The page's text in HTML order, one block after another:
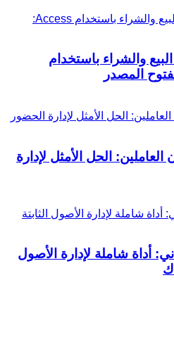
والشراء باستخدام
الحل الأمثل لإدارة
أداة شاملة لإدارة الأصول